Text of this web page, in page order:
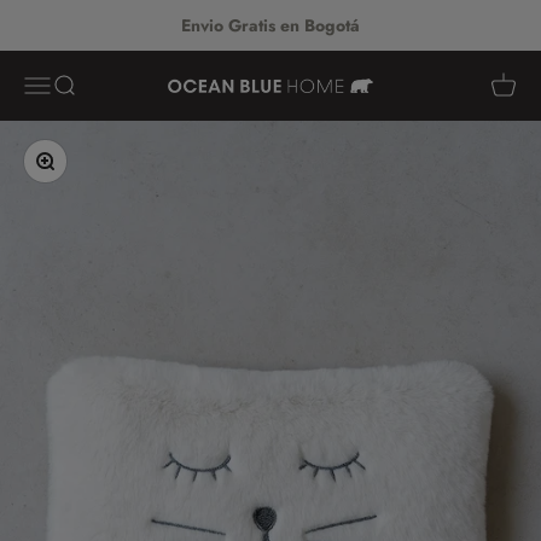
Envio Gratis en Bogotá
Abrir menú de navegación
Abrir búsqueda Ocean Blue Home Abrir
Zoom